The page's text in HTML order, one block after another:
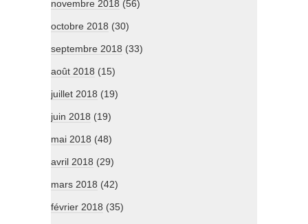
novembre 2018 (56)
octobre 2018 (30)
septembre 2018 (33)
août 2018 (15)
juillet 2018 (19)
juin 2018 (19)
mai 2018 (48)
avril 2018 (29)
mars 2018 (42)
février 2018 (35)